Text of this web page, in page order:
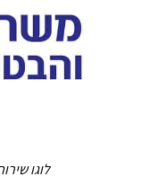
לוגו